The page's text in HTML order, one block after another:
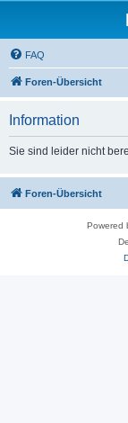
FAQ
Foren-Übersicht
Information
Sie sind leider nicht
Foren-Übersicht
Powered